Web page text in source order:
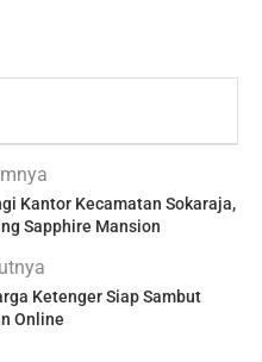
Kantor Kecamatan Sokaraja,
Sapphire Mansion
Ketenger Siap Sambut
Online